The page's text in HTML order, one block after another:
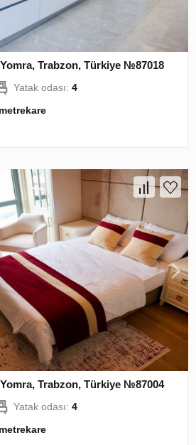
Trabzon, Türkiye №87018
Yatak odası:4
Trabzon, Türkiye №87004
Yatak odası:4